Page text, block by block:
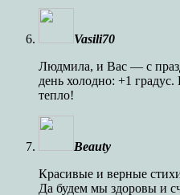
Vasili70
Людмила, и Вас — с
день холодно: +1
тепло!
Beauty
Красивые и верные
Да будем мы здоровы и